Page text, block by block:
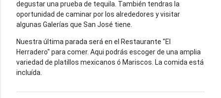
degustar una prueba de tequila. También tendras la
oportunidad de caminar por los alrededores y visitar
algunas Galerías que San José tiene.
Nuestra última parada será en el Restaurante "El
Herradero" para comer. Aqui podrás escoger de una amplia
variedad de platillos mexicanos ó Mariscos. La comida está
incluída.